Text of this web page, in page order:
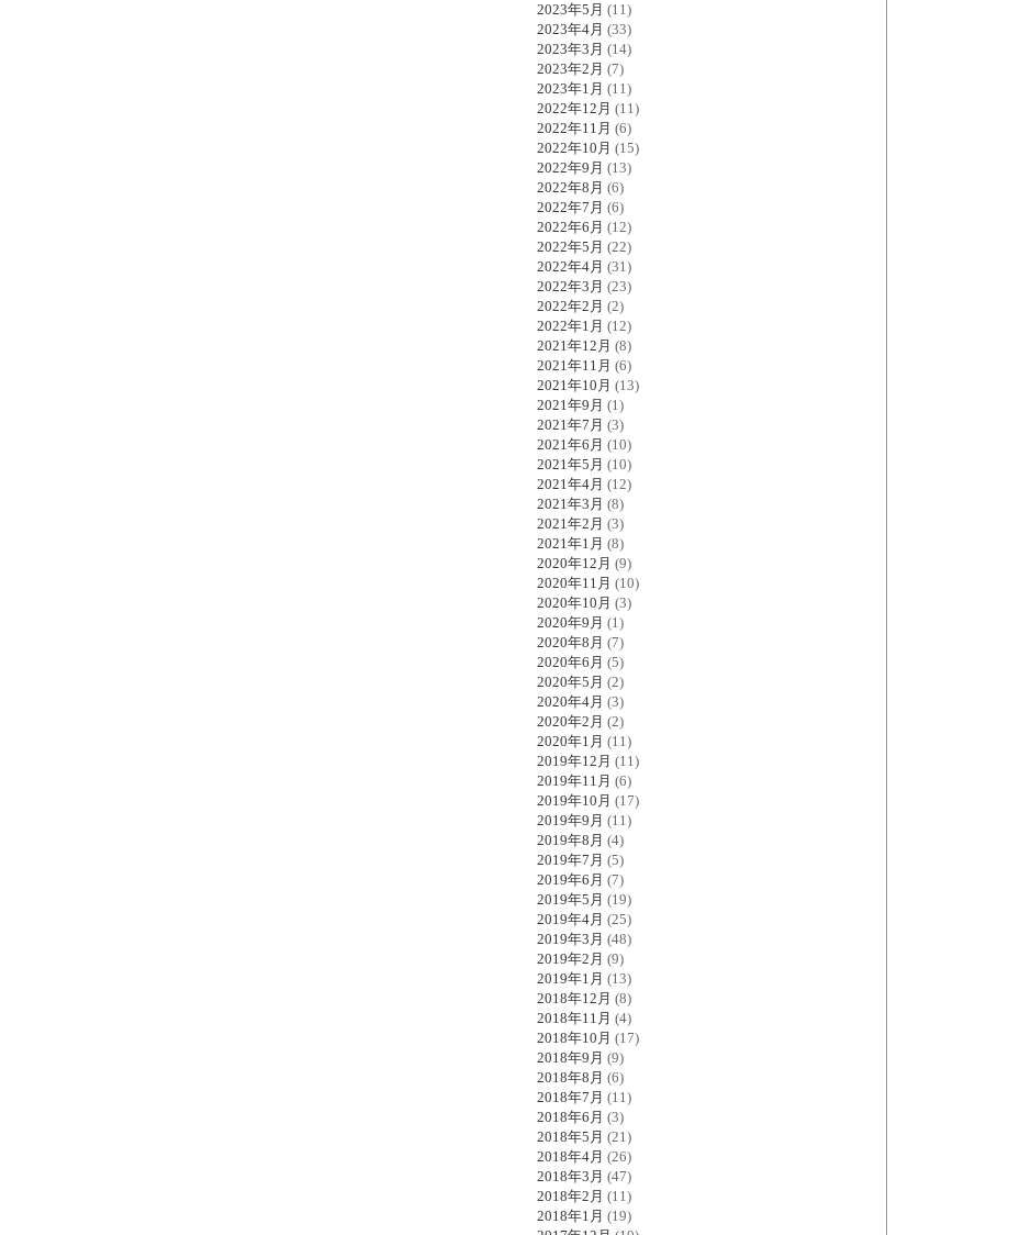
2023年5月 (11)
2023年4月 (33)
2023年3月 (14)
2023年2月 (7)
2023年1月 (11)
2022年12月 (11)
2022年11月 (6)
2022年10月 (15)
2022年9月 (13)
2022年8月 (6)
2022年7月 (6)
2022年6月 (12)
2022年5月 (22)
2022年4月 (31)
2022年3月 (23)
2022年2月 (2)
2022年1月 (12)
2021年12月 (8)
2021年11月 (6)
2021年10月 (13)
2021年9月 (1)
2021年7月 (3)
2021年6月 (10)
2021年5月 (10)
2021年4月 (12)
2021年3月 (8)
2021年2月 (3)
2021年1月 (8)
2020年12月 (9)
2020年11月 (10)
2020年10月 (3)
2020年9月 (1)
2020年8月 (7)
2020年6月 (5)
2020年5月 (2)
2020年4月 (3)
2020年2月 (2)
2020年1月 (11)
2019年12月 (11)
2019年11月 (6)
2019年10月 (17)
2019年9月 (11)
2019年8月 (4)
2019年7月 (5)
2019年6月 (7)
2019年5月 (19)
2019年4月 (25)
2019年3月 (48)
2019年2月 (9)
2019年1月 (13)
2018年12月 (8)
2018年11月 (4)
2018年10月 (17)
2018年9月 (9)
2018年8月 (6)
2018年7月 (11)
2018年6月 (3)
2018年5月 (21)
2018年4月 (26)
2018年3月 (47)
2018年2月 (11)
2018年1月 (19)